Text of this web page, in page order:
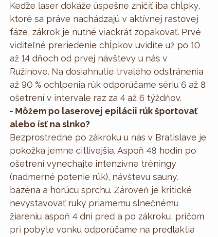
Keďže laser dokáže úspešne zničiť iba chĺpky,
ktoré sa práve nachádzajú v aktívnej rastovej
fáze, zákrok je nutné viackrát zopakovať. Prvé
viditeľné preriedenie chĺpkov uvidíte už po 10
až 14 dňoch od prvej návštevy u nás v
Ružinove. Na dosiahnutie trvalého odstránenia
až 90 % ochlpenia rúk odporúčame sériu 6 až 8
ošetrení v intervale raz za 4 až 6 týždňov.
- Môžem po laserovej epilácii rúk športovať
alebo ísť na slnko?
Bezprostredne po zákroku u nás v Bratislave je
pokožka jemne citlivejšia. Aspoň 48 hodín po
ošetrení vynechajte intenzívne tréningy
(nadmerné potenie rúk), návštevu sauny,
bazéna a horúcu sprchu. Zároveň je kritické
nevystavovať ruky priamemu slnečnému
žiareniu aspoň 4 dni pred a po zákroku, pričom
pri pobyte vonku odporúčame na predlaktia